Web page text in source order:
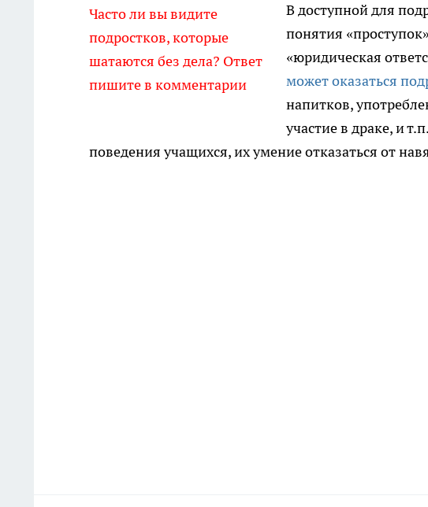
Часто ли вы видите
подростков, которые
шатаются без дела? Ответ
пишите в комментарии
В доступной для
понятия
«юридическая
может оказаться
напитков,
участие в драке, и
поведения учащихся, их умение отказаться от